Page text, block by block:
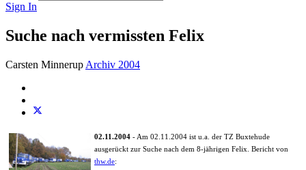
Sign In
Suche nach vermissten Felix
Carsten Minnerup Archiv 2004
02.11.2004 - Am 02.11.2004 ist u.a. der TZ Buxtehude
ausgerückt zur Suche nach dem 8-jährigen Felix. Bericht von
thw.de: